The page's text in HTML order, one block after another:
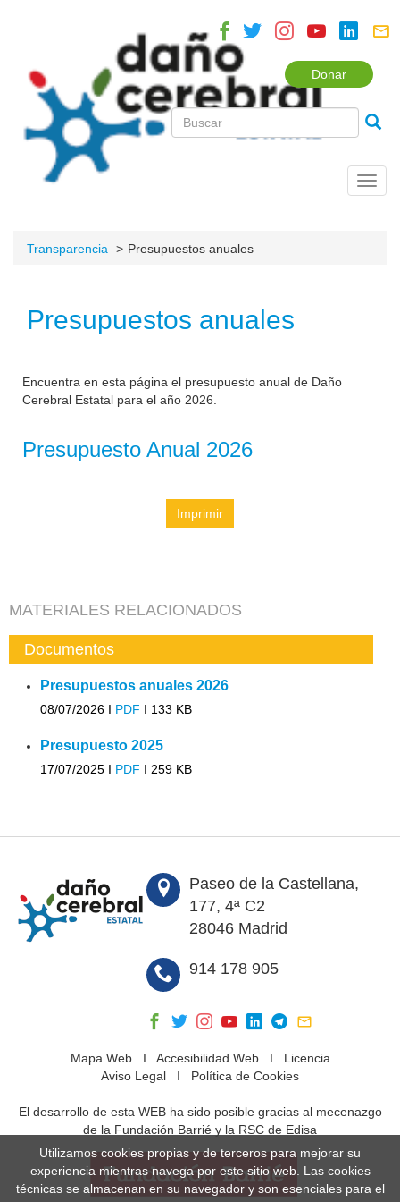
Donar
Transparencia Presupuestos anuales
Presupuestos anuales
Encuentra en esta página el presupuesto anual de Daño
Cerebral Estatal para el año 2026.
Presupuesto Anual 2026
Imprimir
MATERIALES RELACIONADOS
Documentos
Presupuestos anuales 2026
08/07/2026 I PDF I 133 KB
Presupuesto 2025
17/07/2025 I PDF I 259 KB
Paseo de la Castellana,
177, 4ª C2
28046 Madrid
914 178 905
Mapa WebI Accesibilidad WebI Licencia
Aviso Legal I Política de Cookies
El desarrollo de esta WEB ha sido posible gracias al mecenazgo
de la Fundación Barrié y la RSC de Edisa
Utilizamos cookies propias y de terceros para mejorar su
experiencia mientras navega por este sitio web. Las cookies
técnicas se almacenan en su navegador y son esenciales para el